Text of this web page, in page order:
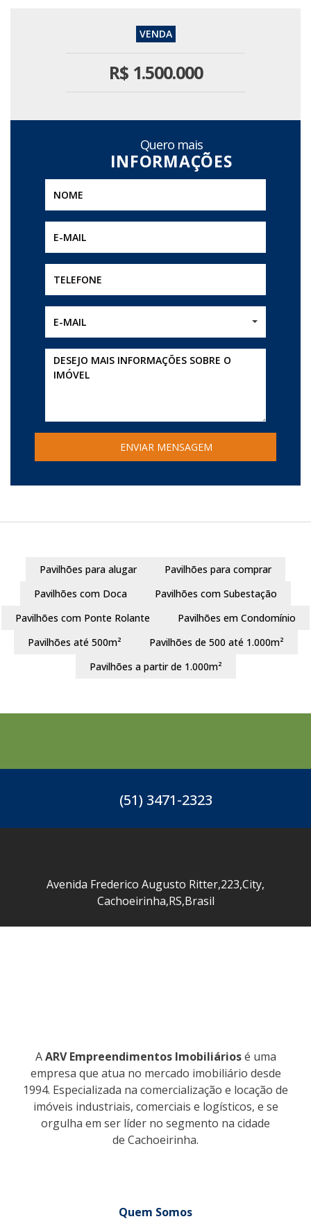
R$1.500.000
Quero mais
E-MAIL
Pavilhões para alugar
Pavilhões para comprar
Pavilhões com Doca
Pavilhões com Subestação
Pavilhões com Ponte Rolante
Pavilhões em Condomínio
Pavilhões até 500m²
Pavilhões de 500 até 1.000m²
Pavilhões a partir de 1.000m²
(51) 3471-2323
Avenida Frederico Augusto Ritter,223,City,
Cachoeirinha,RS,Brasil
AARV Empreendimentos Imobiliáriosé uma
empresa que atua no mercado imobiliário desde
1994. Especializada na comercialização e locação de
imóveis industriais, comerciais e logísticos, e se
orgulha em ser líder no segmento na cidade
de Cachoeirinha.
Quem Somos